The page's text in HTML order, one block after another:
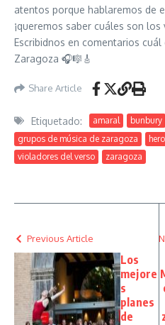
atentos porque hablaremos de
¡queremos saber cuáles son
Escribidnos en comentarios
Zaragoza 🎧🎼🎸
Share Article
Etiquetado: amaral bunbury
grupos de música de zaragoza
violadores del verso
zaragoza
Previous Article
Los
mejore
s
planes
de